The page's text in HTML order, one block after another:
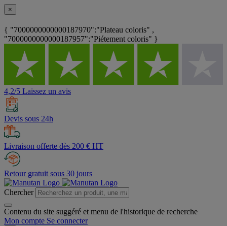
×
{ "7000000000000187970":"Plateau coloris" ,
"7000000000000187957":"Piétement coloris" }
4,2/5 Laissez un avis
Devis sous 24h
Livraison offerte dès 200 € HT
Retour gratuit sous 30 jours
Chercher
Contenu du site suggéré et menu de l'historique de recherche
Mon compte Se connecter